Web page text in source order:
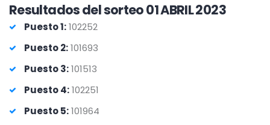
Resultados del sorteo 01 ABRIL 2023
Puesto 1:102252
Puesto 2:101693
Puesto 3:101513
Puesto 4:102251
Puesto 5:101964